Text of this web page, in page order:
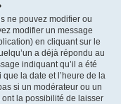
ne pouvez modifier ou
modifier un message
en cliquant sur le
a déjà répondu au
indiquant qu’il a été
la date et l’heure de la
si un modérateur ou un
la possibilité de laisser